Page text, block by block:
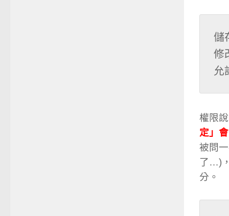
儲
修
允
權限
定」
被問
了…)
分。